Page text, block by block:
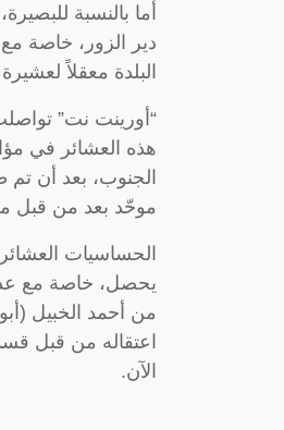
أما بالنسبة
دير الزور، خاصة
البلدة معقلاً
“أورينت نت”
هذه العشائر في
الجنوب، بعد أن تم
موحّد بعد من قبل
الحساسيات
يحصل، خاصة مع
من أحمد الخبيل
اعتقاله من قبل
الآن.